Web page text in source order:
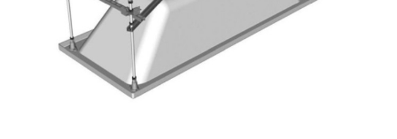
Vase wc statative
Seturi vase wc monobloc
Accesorii vase wc